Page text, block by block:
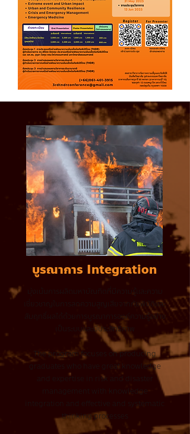
บูรณาการ Integration
เชี่ยวชาญในการลดความสูญเสียจากภัยพิบัติและ
สัมฤทธิ์ผลได้ด้วยการบูรณาการองค์ความรู้อย่าง
เป็นระบบและมีประสิทธิภาพ
The program focuses on producing
graduates who have great knowledge
and expertise in risk and disaster
management with knowledge
thinking processes